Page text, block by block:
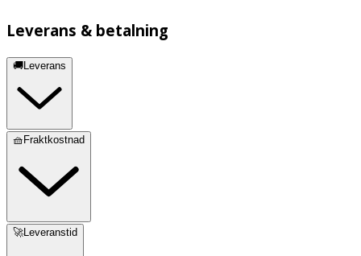
Leverans & betalning
🚚Leverans
🧺Fraktkostnad
🚀Leveranstid